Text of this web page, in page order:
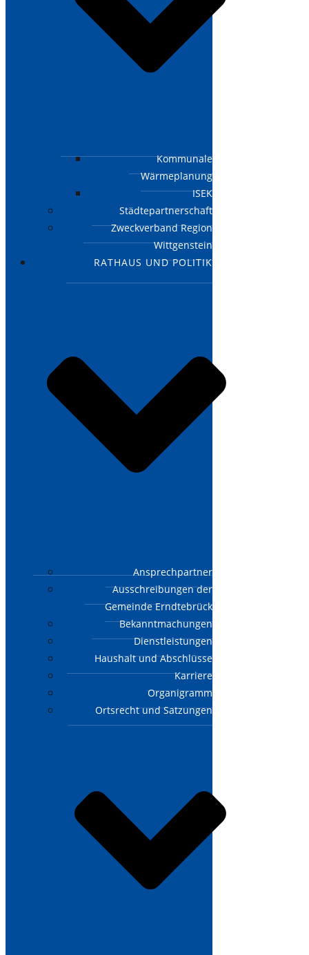
Kommunale
Wärmeplanung
ISEK
Städtepartnerschaft
Zweckverband Region
Wittgenstein
RATHAUS UND POLITIK
Ansprechpartner
Ausschreibungen der
Gemeinde Erndtebrück
Bekanntmachungen
Dienstleistungen
Haushalt und Abschlüsse
Karriere
Organigramm
Ortsrecht und Satzungen